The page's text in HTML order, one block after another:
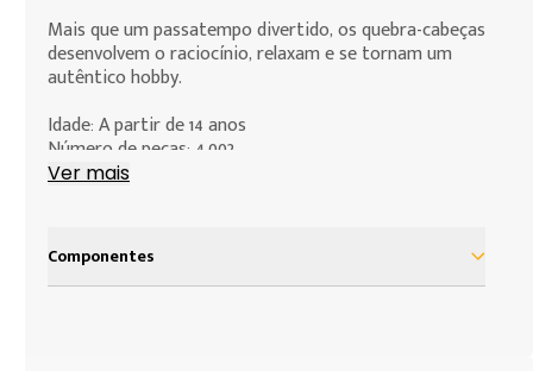
Mais que um passatempo divertido, os quebra-cabeças
desenvolvem o raciocínio, relaxam e se tornam um
autêntico hobby.
Idade: A partir de 14 anos
Número de peças: 4.002
Dimensões em centímetros: Aproximadamente 137,0 x
Ver mais
Componentes